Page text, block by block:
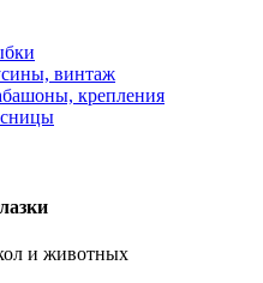
винтаж
крепления
и животных